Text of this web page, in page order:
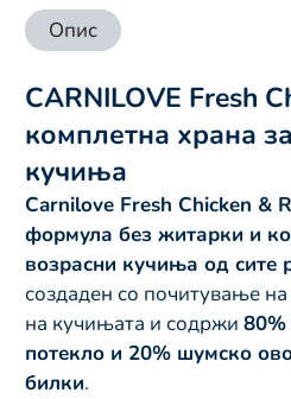
Опис
CARNILOVE Fresh
комплетна храна
кучиња
Carnilove Fresh Chicken &
формула без житарки и
возрасни кучиња од сите
создаден со почитување
на кучињата и содржи
потекло и 20% шумско
билки.